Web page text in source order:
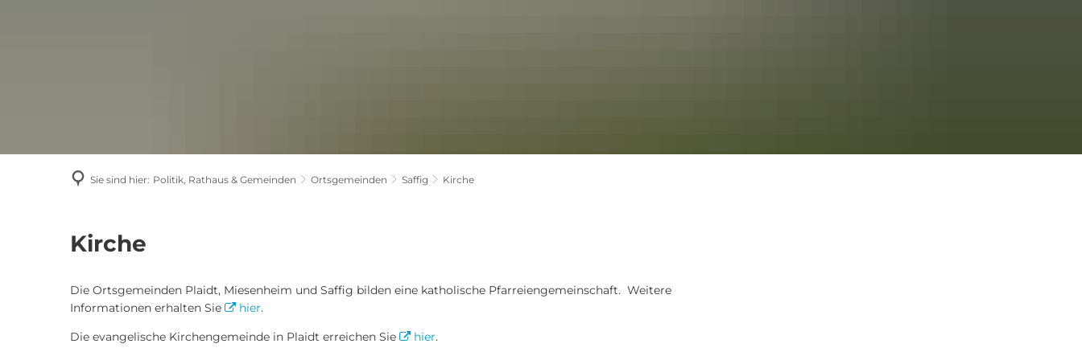
Sie sind hier: Politik, Rathaus & Gemeinden Ortsgemeinden Saffig Kirche
KircheKirche
Die Ortsgemeinden Plaidt, Miesenheim und Saffig bilden eine katholische Pfarreiengemeinschaft. Weitere
Informationen erhalten Sie
hier.
Die evangelische Kirchengemeinde in Plaidt erreichen Sie
hier.